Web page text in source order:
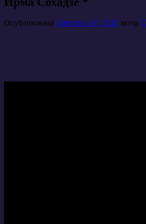
Опубликовано Сентябрь 20, 2012 автор